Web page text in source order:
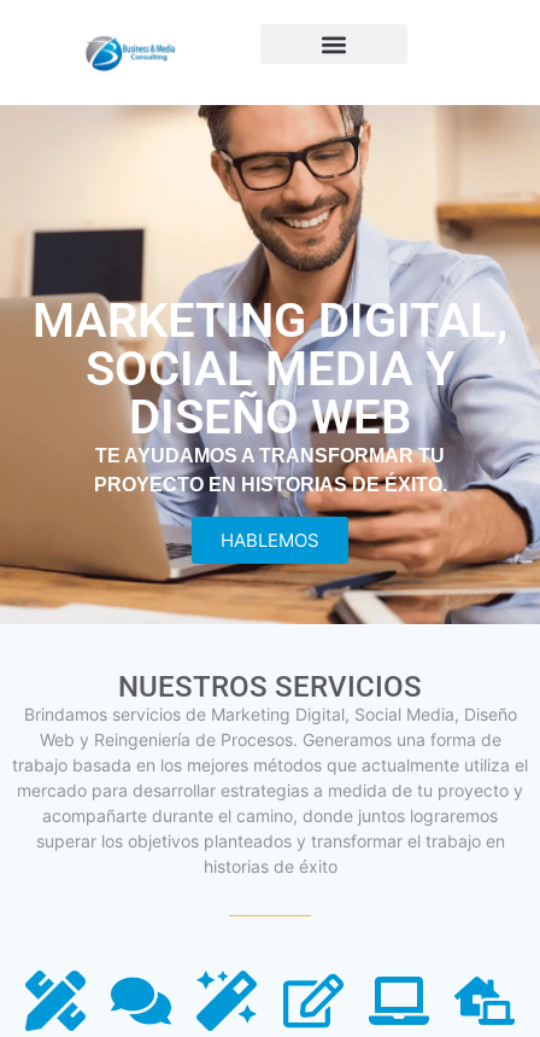
MARKETING DIGITAL,
SOCIAL MEDIA Y
DISEÑO WEB
TE AYUDAMOS A TRANSFORMAR TU
PROYECTO EN HISTORIAS DE ÉXITO.
HABLEMOS
NUESTROS SERVICIOS
Brindamos servicios de Marketing Digital, Social Media, Diseño
Web y Reingeniería de Procesos. Generamos una forma de
trabajo basada en los mejores métodos que actualmente utiliza el
mercado para desarrollar estrategias a medida de tu proyecto y
acompañarte durante el camino, donde juntos lograremos
superar los objetivos planteados y transformar el trabajo en
historias de éxito